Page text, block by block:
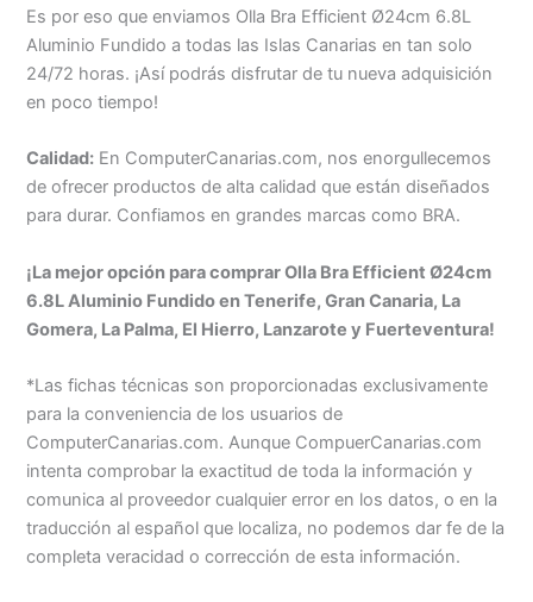
Es por eso que enviamos Olla Bra Efficient Ø24cm 6.8L
Aluminio Fundido a todas las Islas Canarias en tan solo
24/72 horas. ¡Así podrás disfrutar de tu nueva adquisición
en poco tiempo!
Calidad: En ComputerCanarias.com, nos enorgullecemos
de ofrecer productos de alta calidad que están diseñados
para durar. Confiamos en grandes marcas como BRA.
¡La mejor opción para comprar Olla Bra Efficient Ø24cm
6.8L Aluminio Fundido en Tenerife, Gran Canaria, La
Gomera, La Palma, El Hierro, Lanzarote y Fuerteventura!
*Las fichas técnicas son proporcionadas exclusivamente
para la conveniencia de los usuarios de
ComputerCanarias.com. Aunque CompuerCanarias.com
intenta comprobar la exactitud de toda la información y
comunica al proveedor cualquier error en los datos, o en la
traducción al español que localiza, no podemos dar fe de la
completa veracidad o corrección de esta información.